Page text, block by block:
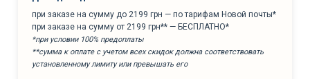
при заказе на сумму до 2199 грн — по тарифам Новой почты*
при заказе на сумму от 2199 грн** — БЕСПЛАТНО*
*при условии 100% предоплаты
**сумма к оплате с учетом всех скидок должна соответствовать
установленному лимиту или превышать его